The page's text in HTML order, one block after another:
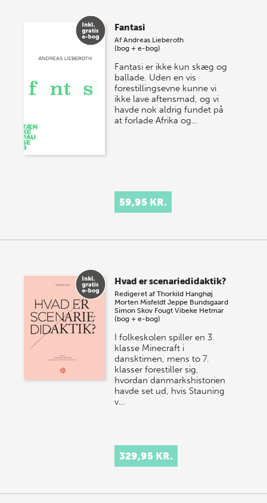
Fantasi
AfAndreas Lieberoth
(bog + e-bog)
Fantasi er ikke kun skæg og
ballade. Uden en vis
forestillingsevne kunne vi
ikke lave aftensmad, og vi
havde nok aldrig fundet på
at forlade Afrika og…
59,95 KR.
Hvad er scenariedidaktik?
Redigeret afThorkild Hanghøj
Morten Misfeldt Jeppe Bundsgaard
Simon Skov Fougt Vibeke Hetmar
(bog + e-bog)
I folkeskolen spiller en 3.
klasse Minecraft i
dansktimen, mens to 7.
klasser forestiller sig,
hvordan danmarkshistorien
havde set ud, hvis Stauning
v…
329,95 KR.